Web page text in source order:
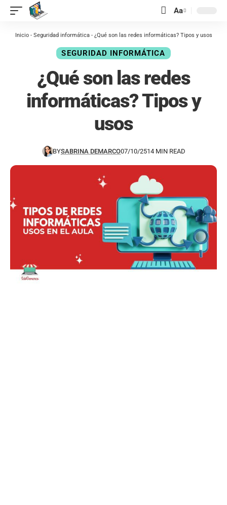
contenido Aa
Inicio- Seguridad informática- ¿Qué son las redes informáticas? Tipos y usos
SEGURIDAD INFORMÁTICA
¿Qué son las redes
informáticas? Tipos y
usos
BYSABRINA DEMARCO07/10/2514 MIN READ